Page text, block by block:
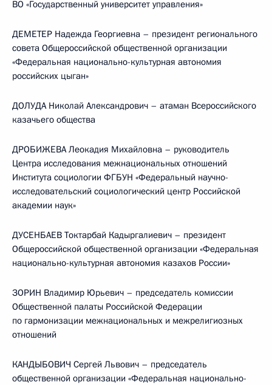
ВО «Государственный университет управления»
ДЕМЕТЕР Надежда Георгиевна – президент регионального
совета Общероссийской общественной организации
«Федеральная национально-культурная автономия
российских цыган»
ДОЛУДА Николай Александрович – атаман Всероссийского
казачьего общества
ДРОБИЖЕВА Леокадия Михайловна – руководитель
Центра исследования межнациональных отношений
Института социологии ФГБУН «Федеральный научно-
исследовательский социологический центр Российской
академии наук»
ДУСЕНБАЕВ Токтарбай Кадыргалиевич – президент
Общероссийской общественной организации «Федеральная
национально-культурная автономия казахов России»
ЗОРИН Владимир Юрьевич – председатель комиссии
Общественной палаты Российской Федерации
по гармонизации межнациональных и межрелигиозных
отношений
КАНДЫБОВИЧ Сергей Львович – председатель
общественной организации «Федеральная национально-